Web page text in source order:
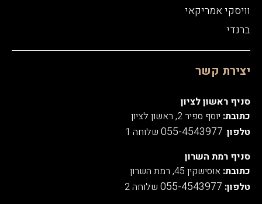
וויסקי אמריקאי
ברנדי
יצירת קשר
סניף ראשון לציון
כתובת: יוסף ספיר 2, ראשון לציון
טלפון:
055-4543977 שלוחה 1
סניף רמת השרון
כתובת: אוסישקין 45, רמת השרון
טלפון: 055-4543977 שלוחה 2